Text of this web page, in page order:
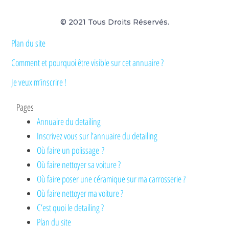
© 2021 Tous Droits Réservés.
Plan du site
Comment et pourquoi être visible sur cet annuaire ?
Je veux m’inscrire !
Pages
Annuaire du detailing
Inscrivez vous sur l’annuaire du detailing
Où faire un polissage ?
Où faire nettoyer sa voiture ?
Où faire poser une céramique sur ma carrosserie ?
Où faire nettoyer ma voiture ?
C’est quoi le detailing ?
Plan du site